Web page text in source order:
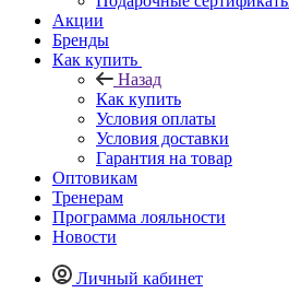
Акции
Бренды
Как купить
Назад
Как купить
Условия оплаты
Условия доставки
Гарантия на товар
Оптовикам
Тренерам
Программа лояльности
Новости
Личный кабинет